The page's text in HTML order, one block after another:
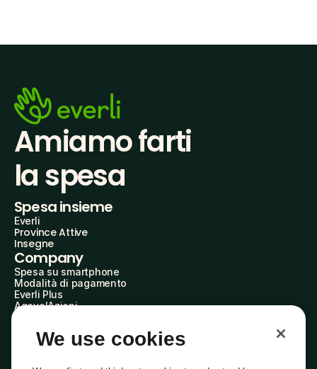
Amiamo farti
la spesa
Spesa insieme
Everli
Province Attive
Insegne
Company
Spesa su smartphone
Modalità di pagamento
Everli Plus
AgevolAzioni
Everli Shoppers
We use cookies